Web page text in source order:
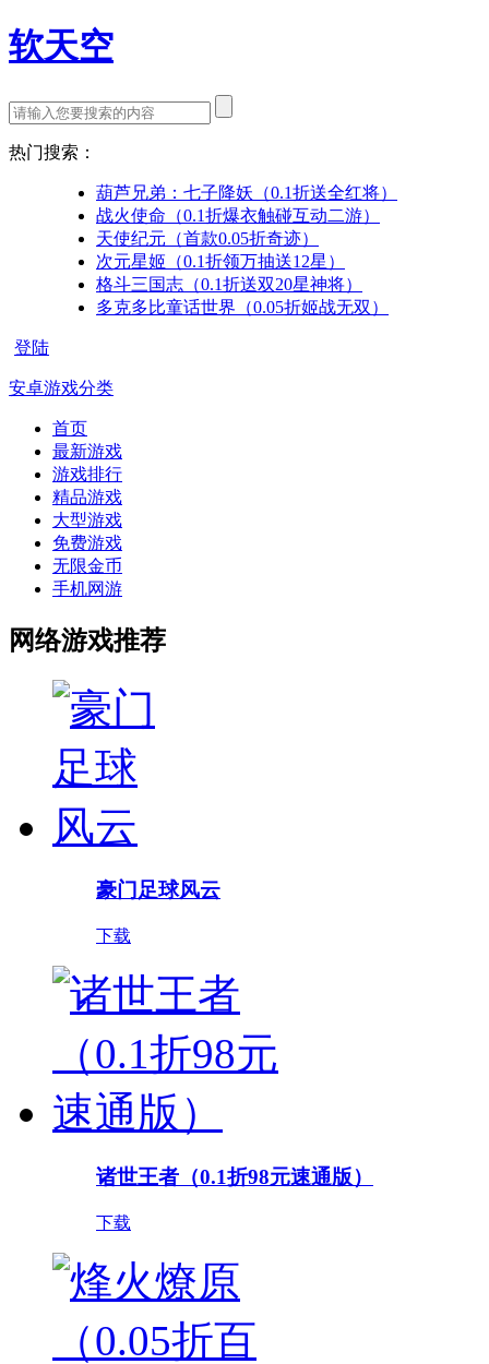
软天空
热门搜索：
葫芦兄弟：七子降妖（0.1折送全红将）
战火使命（0.1折爆衣触碰互动二游）
天使纪元（首款0.05折奇迹）
次元星姬（0.1折领万抽送12星）
格斗三国志（0.1折送双20星神将）
多克多比童话世界（0.05折姬战无双）
登陆
安卓游戏分类
首页
最新游戏
游戏排行
精品游戏
大型游戏
免费游戏
无限金币
手机网游
网络游戏推荐
豪门足球风云
下载
诸世王者（0.1折98元速通版）
下载